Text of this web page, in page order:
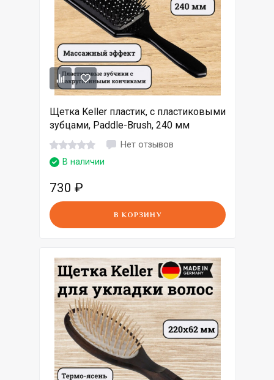
Щетка Keller пластик, с пластиковыми
зубцами, Paddle-Brush, 240 мм
Нет отзывов
В наличии
730 ₽
В КОРЗИНУ